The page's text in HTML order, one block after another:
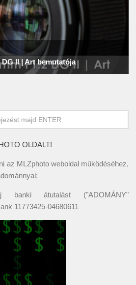
OLDALT!
az MLZphoto weboldal működéséhez,
banki átutalást ("ADOMÁNY"
11773425-04680611